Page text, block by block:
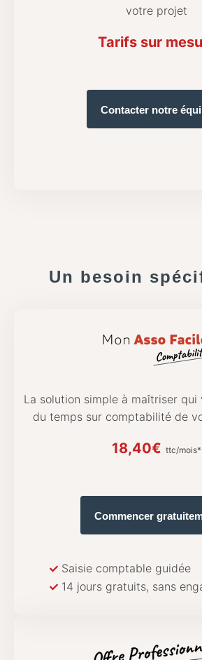
votre projet
Tarifs sur
Contacter notre
Un besoin
La solution simple à maîtriser qui
du temps sur comptabilité de
18,40€ ttc/mois*
Commencer
Saisie comptable guidée
14 jours gratuits, sans